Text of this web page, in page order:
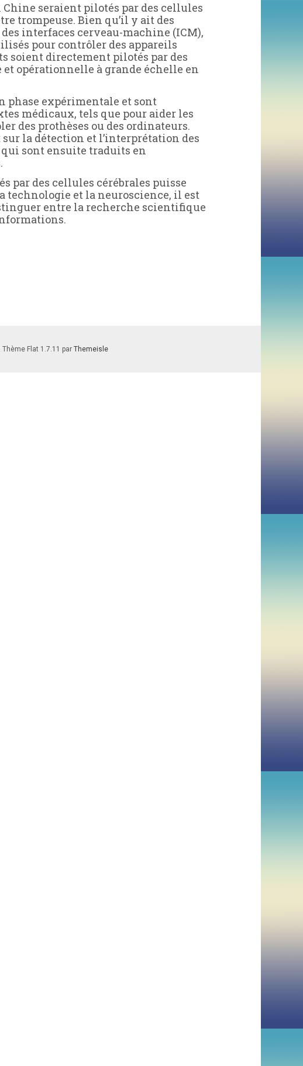
seraient pilotés par des cellules
trompeuse. Bien qu’il y ait des
interfaces cerveau-machine (ICM),
pour contrôler des appareils
soient directement pilotés par des
opérationnelle à grande échelle en
phase expérimentale et sont
médicaux, tels que pour aider les
des prothèses ou des ordinateurs.
la détection et l’interprétation des
sont ensuite traduits en
par des cellules cérébrales puisse
technologie et la neuroscience, il est
entre la recherche scientifique
. Thème Flat 1.7.11 par Themeisle